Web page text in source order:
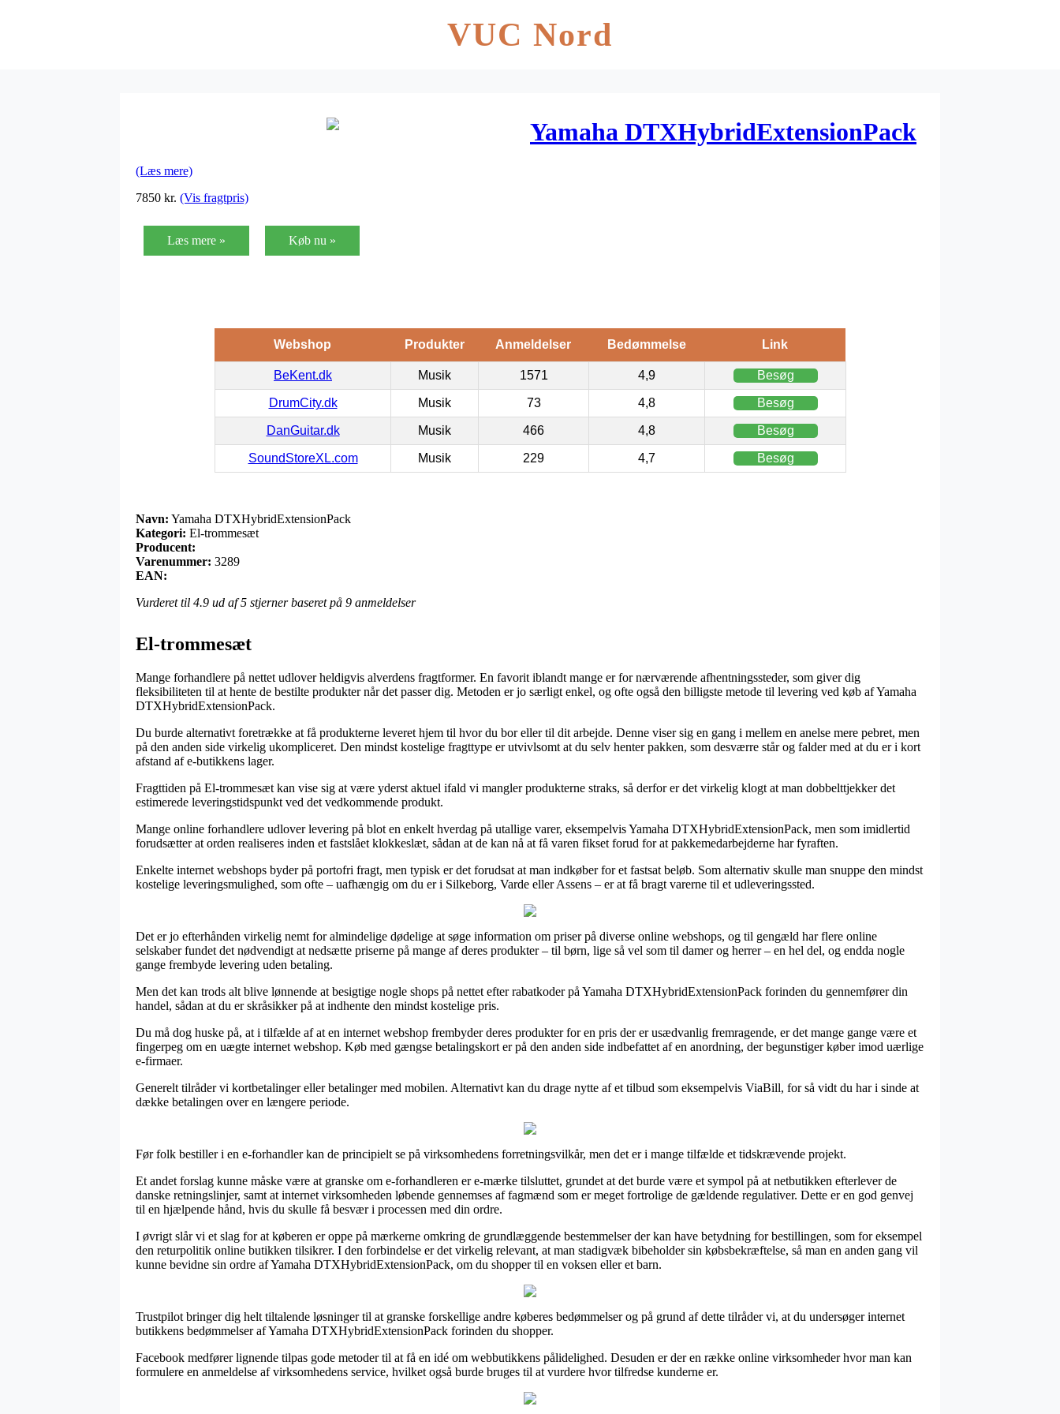
VUC Nord
Yamaha DTXHybridExtensionPack
(Læs mere)
7850 kr. (Vis fragtpris)
Læs mere » Køb nu »
Webshop Produkter Anmeldelser Bedømmelse Link
BeKent.dk Musik 1571 4,9 Besøg
DrumCity.dk Musik 73 4,8 Besøg
DanGuitar.dk Musik 466 4,8 Besøg
SoundStoreXL.com Musik 229 4,7 Besøg
Navn: Yamaha DTXHybridExtensionPack
Kategori: El-trommesæt
Producent:
Varenummer: 3289
EAN:
Vurderet til 4.9 ud af 5 stjerner baseret på 9 anmeldelser
El-trommesæt
Mange forhandlere på nettet udlover heldigvis alverdens fragtformer. En favorit iblandt mange er for nærværende afhentningssteder, som giver dig
fleksibiliteten til at hente de bestilte produkter når det passer dig. Metoden er jo særligt enkel, og ofte også den billigste metode til levering ved køb af Yamaha
DTXHybridExtensionPack.
Du burde alternativt foretrække at få produkterne leveret hjem til hvor du bor eller til dit arbejde. Denne viser sig en gang i mellem en anelse mere pebret, men
på den anden side virkelig ukompliceret. Den mindst kostelige fragttype er utvivlsomt at du selv henter pakken, som desværre står og falder med at du er i kort
afstand af e-butikkens lager.
Fragttiden på El-trommesæt kan vise sig at være yderst aktuel ifald vi mangler produkterne straks, så derfor er det virkelig klogt at man dobbelttjekker det
estimerede leveringstidspunkt ved det vedkommende produkt.
Mange online forhandlere udlover levering på blot en enkelt hverdag på utallige varer, eksempelvis Yamaha DTXHybridExtensionPack, men som imidlertid
forudsætter at orden realiseres inden et fastslået klokkeslæt, sådan at de kan nå at få varen fikset forud for at pakkemedarbejderne har fyraften.
Enkelte internet webshops byder på portofri fragt, men typisk er det forudsat at man indkøber for et fastsat beløb. Som alternativ skulle man snuppe den mindst
kostelige leveringsmulighed, som ofte – uafhængig om du er i Silkeborg, Varde eller Assens – er at få bragt varerne til et udleveringssted.
Det er jo efterhånden virkelig nemt for almindelige dødelige at søge information om priser på diverse online webshops, og til gengæld har flere online
selskaber fundet det nødvendigt at nedsætte priserne på mange af deres produkter – til børn, lige så vel som til damer og herrer – en hel del, og endda nogle
gange frembyde levering uden betaling.
Men det kan trods alt blive lønnende at besigtige nogle shops på nettet efter rabatkoder på Yamaha DTXHybridExtensionPack forinden du gennemfører din
handel, sådan at du er skråsikker på at indhente den mindst kostelige pris.
Du må dog huske på, at i tilfælde af at en internet webshop frembyder deres produkter for en pris der er usædvanlig fremragende, er det mange gange være et
fingerpeg om en uægte internet webshop. Køb med gængse betalingskort er på den anden side indbefattet af en anordning, der begunstiger køber imod uærlige
e-firmaer.
Generelt tilråder vi kortbetalinger eller betalinger med mobilen. Alternativt kan du drage nytte af et tilbud som eksempelvis ViaBill, for så vidt du har i sinde at
dække betalingen over en længere periode.
Før folk bestiller i en e-forhandler kan de principielt se på virksomhedens forretningsvilkår, men det er i mange tilfælde et tidskrævende projekt.
Et andet forslag kunne måske være at granske om e-forhandleren er e-mærke tilsluttet, grundet at det burde være et sympol på at netbutikken efterlever de
danske retningslinjer, samt at internet virksomheden løbende gennemses af fagmænd som er meget fortrolige de gældende regulativer. Dette er en god genvej
til en hjælpende hånd, hvis du skulle få besvær i processen med din ordre.
I øvrigt slår vi et slag for at køberen er oppe på mærkerne omkring de grundlæggende bestemmelser der kan have betydning for bestillingen, som for eksempel
den returpolitik online butikken tilsikrer. I den forbindelse er det virkelig relevant, at man stadigvæk bibeholder sin købsbekræftelse, så man en anden gang vil
kunne bevidne sin ordre af Yamaha DTXHybridExtensionPack, om du shopper til en voksen eller et barn.
Trustpilot bringer dig helt tiltalende løsninger til at granske forskellige andre køberes bedømmelser og på grund af dette tilråder vi, at du undersøger internet
butikkens bedømmelser af Yamaha DTXHybridExtensionPack forinden du shopper.
Facebook medfører lignende tilpas gode metoder til at få en idé om webbutikkens pålidelighed. Desuden er der en række online virksomheder hvor man kan
formulere en anmeldelse af virksomhedens service, hvilket også burde bruges til at vurdere hvor tilfredse kunderne er.